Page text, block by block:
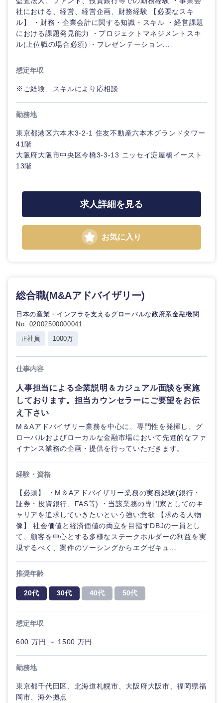
東海地方
岐阜県 静岡県
愛知県 三重県
近畿地方
滋賀県
大阪府
奈良県 和歌山県
中国・四国地方
鳥取県
岡山県 広島県
山口県
社における、経営、経営企画、財務経験 【必要なスキ
ル】 ・財務・企業会計に関する知識・スキル ・経営課題
における課題発見能力 ・プロジェクトマネジメントスキ
ル(上位職の場合必須) ・プレゼンテーション...
想定年収
※ご経験、スキルにより応相談
勤務地
東京都港区六本木3-2-1 住友不動産六本木グランドタワー
41階
大阪府大阪市中央区今橋3-3-13 ニッセイ淀屋橋イースト
13階
求人詳細を見る
お気に入り
総合職(M&Aアドバイザリー)
日本の産業・インフラを支えるグローバルな政府系金融機関
No. 02002500000041
正社員
1000万
仕事内容
人事担当による企業説明＆カジュアル面談を実施
しております。担当カウンセラーにご要望をお伝
え下さい
M＆Aアドバイザリー業務を中心に、専門性を発揮し、グ
ローバルおよびローカルな金融市場において先進的なファ
イナンス業務の企画・提供を行っていただきます。
経験・資格
【必須】 ・M＆Aアドバイザリー業務の実務経験(銀行・
証券・投資銀行、FAS等) ・当該業務の専門家としてのキ
ャリアを追求していきたいという強い意欲 【求める人物
像】 社会価値と経済価値の両立を目指すDBJの一員とし
て、顧客を中心とする多様なステークホルダーの利益を実
現するべく、案件のソーシングからエグゼキュ...
推奨年齢
20代 30代 40代 50代
想定年収
600 万円 ～ 1500 万円
勤務地
東京都千代田区、北海道札幌市、大阪府大阪市、福岡県福
岡市、海外拠点